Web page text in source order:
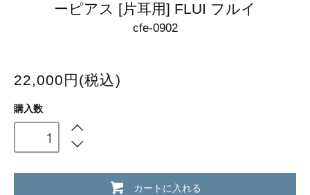
ーピアス [片耳用] FLUI フルイ
cfe-0902
22,000円(税込)
購入数
カートに入れる